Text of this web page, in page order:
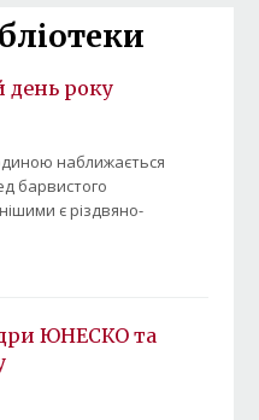
день року
наближається
барвистого
є різдвяно-
ЮНЕСКО та